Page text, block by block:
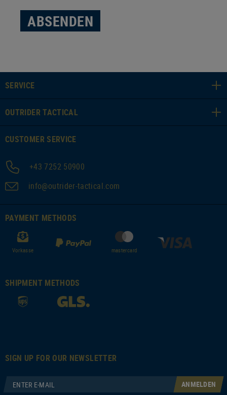
ABSENDEN
SERVICE
OUTRIDER TACTICAL
CUSTOMER SERVICE
+43 7252 50900
info@outrider-tactical.com
PAYMENT METHODS
Vorkasse mastercard
SHIPMENT METHODS
SIGN UP FOR OUR NEWSLETTER
ANMELDEN